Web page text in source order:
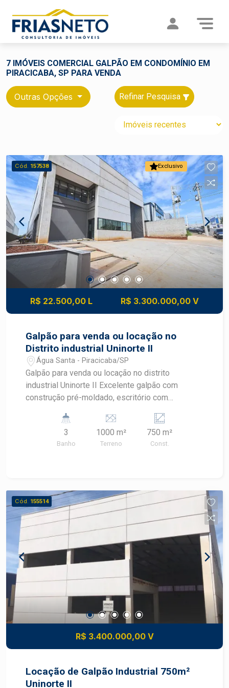
7 IMÓVEIS COMERCIAL GALPÃO EM CONDOMÍNIO EM
PIRACICABA, SP PARA VENDA
Outras Opções Refinar Pesquisa
Exclusivo
Cód. 157538
R$ 22.500,00 L R$ 3.300.000,00 V
Galpão para venda ou locação no
Distrito industrial Uninorte II
Água Santa - Piracicaba/SP
Galpão para venda ou locação no distrito
industrial Uninorte II Excelente galpão com
construção pré-moldado, escritório com
automatizado, preparação para ponte ate 05
toneladas, 8 metros de pé direito, recuo para
veículos, ótima localização para manobra de
3
Banho
1000 m²
Terreno
750 m²
Const.
Cód. 155514
R$ 3.400.000,00 V
Locação de Galpão Industrial 750m²
Uninorte II